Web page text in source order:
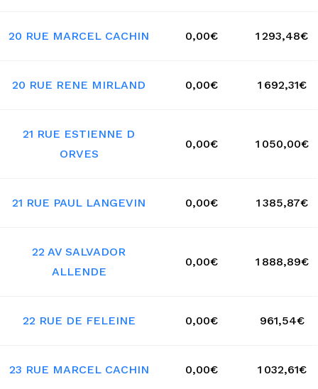
20 RUE MARCEL CACHIN 0,00€ 1 293,48€
20 RUE RENE MIRLAND 0,00€ 1 692,31€
21 RUE ESTIENNE D
ORVES
0,00€ 1 050,00€
21 RUE PAUL LANGEVIN 0,00€ 1 385,87€
22 AV SALVADOR
ALLENDE
0,00€ 1 888,89€
22 RUE DE FELEINE 0,00€ 961,54€
23 RUE MARCEL CACHIN 0,00€ 1 032,61€